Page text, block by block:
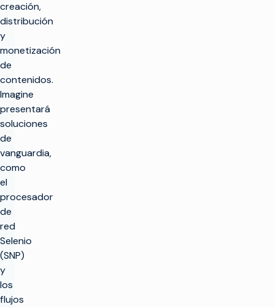
creación,
distribución
y
monetización
de
contenidos.
Imagine
presentará
soluciones
de
vanguardia,
como
el
procesador
de
red
Selenio
(SNP)
y
los
flujos